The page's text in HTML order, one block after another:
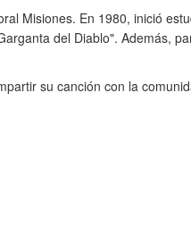
Misiones. En 1980, inició
del Diablo". Además,
su canción con la